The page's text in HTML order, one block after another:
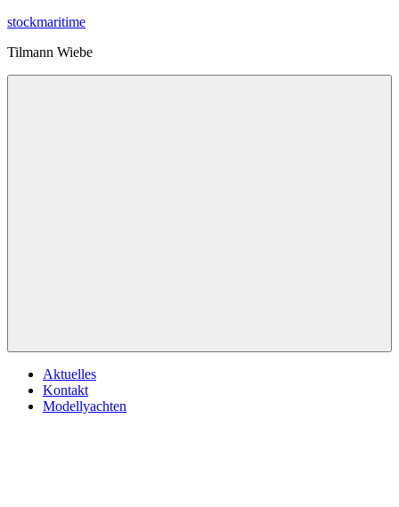
Zum
springen
stockmaritime
Tilmann Wiebe
Aktuelles
Kontakt
Modellyachten